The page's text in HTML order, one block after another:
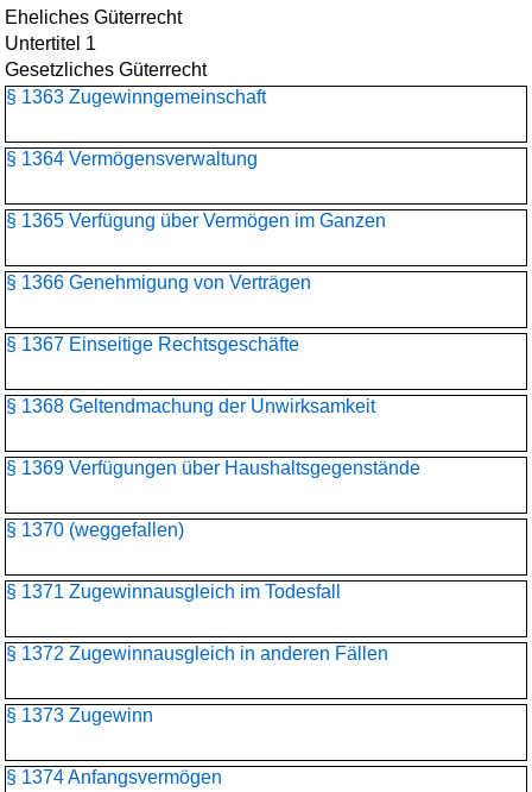
Eheliches Güterrecht
Untertitel 1
Gesetzliches Güterrecht
§ 1363 Zugewinngemeinschaft
§ 1364 Vermögensverwaltung
§ 1365 Verfügung über Vermögen im Ganzen
§ 1366 Genehmigung von Verträgen
§ 1367 Einseitige Rechtsgeschäfte
§ 1368 Geltendmachung der Unwirksamkeit
§ 1369 Verfügungen über Haushaltsgegenstände
§ 1370 (weggefallen)
§ 1371 Zugewinnausgleich im Todesfall
§ 1372 Zugewinnausgleich in anderen Fällen
§ 1373 Zugewinn
§ 1374 Anfangsvermögen